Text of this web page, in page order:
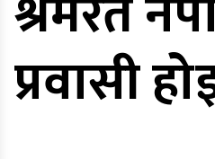
प्रवासी